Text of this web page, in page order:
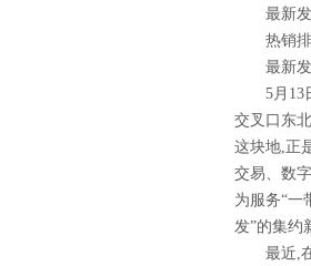
最新发布
热销排行
最新发布
5月13日,
交叉口东
这块地,正
交易、数
为服务“一
发”的集约
最近,在